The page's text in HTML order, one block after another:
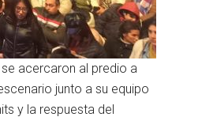
acercaron al predio a
junto a su equipo
y la respuesta del